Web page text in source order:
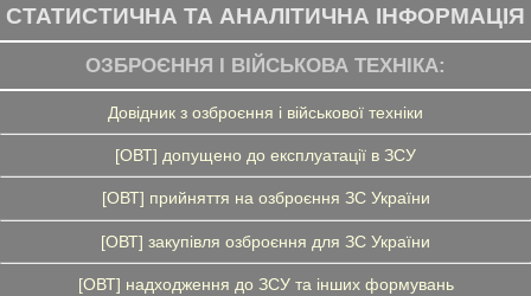
СТАТИСТИЧНА ТА АНАЛІТИЧНА ІНФОРМАЦІЯ
ОЗБРОЄННЯ І ВІЙСЬКОВА ТЕХНІКА:
Довідник з озброєння і військової техніки
[ОВТ] допущено до експлуатації в ЗСУ
[ОВТ] прийняття на озброєння ЗС України
[ОВТ] закупівля озброєння для ЗС України
[ОВТ] надходження до ЗСУ та інших формувань